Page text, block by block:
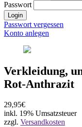
Passwort
Login
Passwort vergessen
Konto anlegen
Verkleidung,
Rot-Anthrazit
29,95€
inkl. 19% Umsatzsteuer
zzgl. Versandkosten